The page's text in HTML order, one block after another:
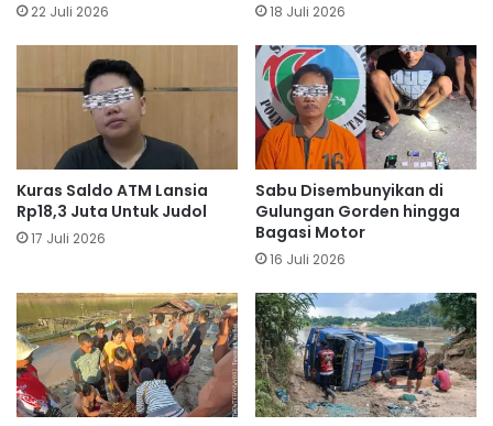
22 Juli 2026 18 Juli 2026
Kuras Saldo ATM Lansia
Rp18,3 Juta Untuk Judol
17 Juli 2026
Sabu Disembunyikan di
Gulungan Gorden hingga
Bagasi Motor
16 Juli 2026